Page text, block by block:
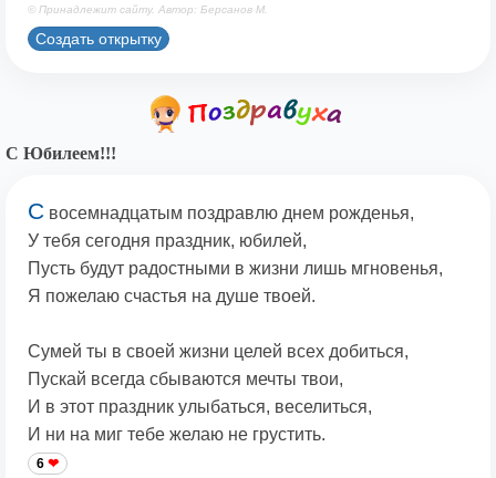
© Принадлежит сайту. Автор: Берсанов М.
Создать открытку
С Юбилеем!!!
С восемнадцатым поздравлю днем рожденья,
У тебя сегодня праздник, юбилей,
Пусть будут радостными в жизни лишь мгновенья,
Я пожелаю счастья на душе твоей.
Сумей ты в своей жизни целей всех добиться,
Пускай всегда сбываются мечты твои,
И в этот праздник улыбаться, веселиться,
И ни на миг тебе желаю не грустить.
6